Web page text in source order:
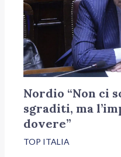
Nordio “Non ci
sgraditi, ma
dovere”
TOP ITALIA